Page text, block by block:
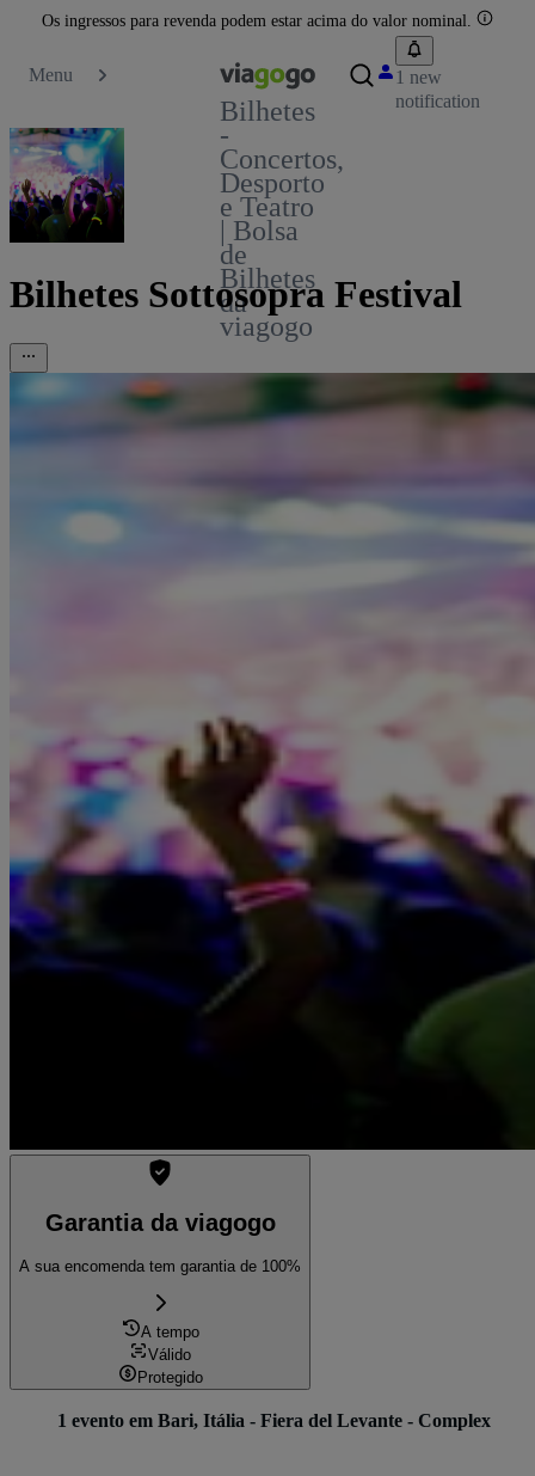
Os ingressos para revenda podem estar acima do valor nominal.
Menu
Bilhetes
-
Concertos,
Desporto
e Teatro
| Bolsa
de
Bilhetes
da
viagogo
1 new
notification
Bilhetes Sottosopra Festival
Garantia da viagogo
A sua encomenda tem garantia de 100%
A tempo
Válido
Protegido
1 evento em Bari, Itália - Fiera del Levante - Complex